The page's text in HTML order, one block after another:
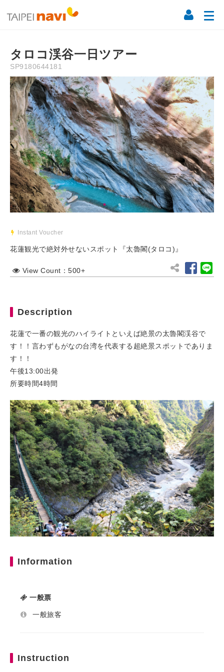
Description Information Precaution
タロコ渓谷一日ツアー
SP9180644181
Instant Voucher
花蓮観光で絶対外せないスポット『太魯閣(タロコ)』
View Count：500+
Description
花蓮で一番の観光のハイライトといえば絶景の太魯閣渓谷で
す！！言わずもがなの台湾を代表する超絶景スポットでありま
す！！
午後13:00出発
所要時間4時間
Information
一般票
一般旅客
Instruction